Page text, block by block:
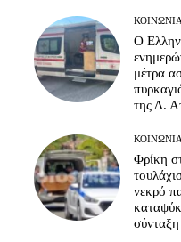
ΚΟΙΝΩΝΊΑ
Ο
μέτρα
της Δ.
ΚΟΙΝΩΝΊΑ
Φρίκη
νεκρό
σύνταξη